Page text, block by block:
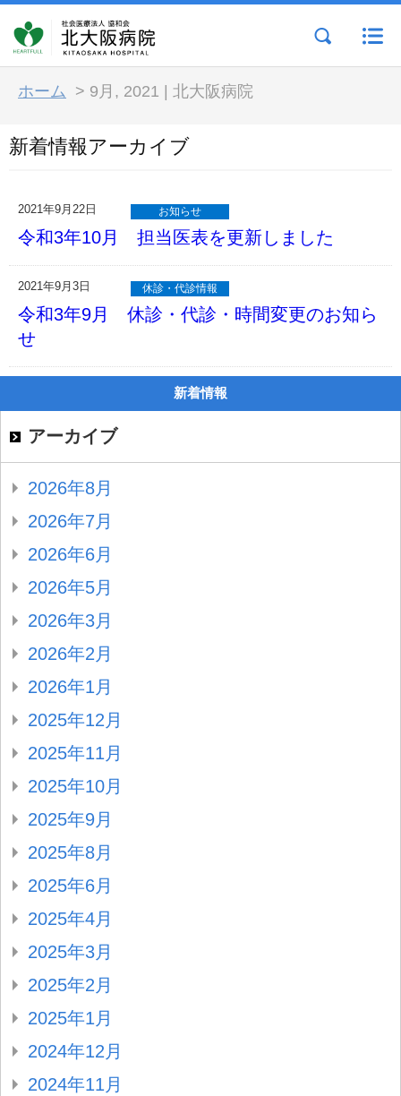
ホーム > 9月, 2021 | 北大阪病院
新着情報アーカイブ
2021年9月22日 お知らせ
令和3年10月 担当医表を更新しました
2021年9月3日 休診・代診情報
令和3年9月 休診・代診・時間変更のお知ら
せ
新着情報
アーカイブ
2026年8月
2026年7月
2026年6月
2026年5月
2026年3月
2026年2月
2026年1月
2025年12月
2025年11月
2025年10月
2025年9月
2025年8月
2025年6月
2025年4月
2025年3月
2025年2月
2025年1月
2024年12月
2024年11月